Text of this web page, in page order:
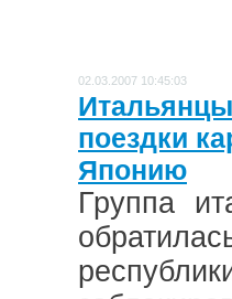
02.03.2007 10:45:03
поездки
Японию
Группа